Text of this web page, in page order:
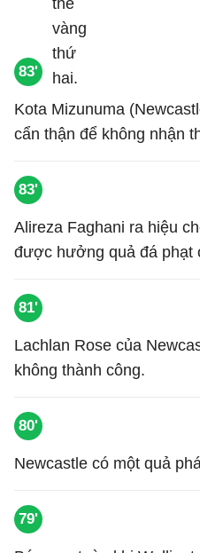
83'
Kota Mizunuma
cẩn thận để không nhận
83'
Alireza Faghani ra hiệu
được hưởng quả đá phạt
81'
Lachlan Rose của
không thành công.
80'
Newcastle có một quả
79'